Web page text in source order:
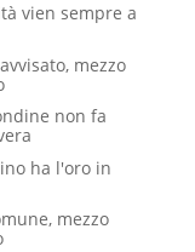
vien sempre a
mezzo
non fa
ha l'oro in
mezzo